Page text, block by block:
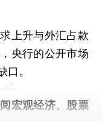
上升与外汇占款
央行的公开市场
口。
宏观经济、股票